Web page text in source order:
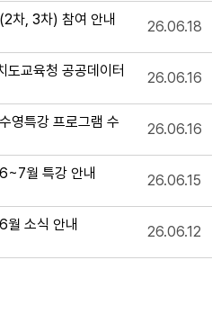
차, 3차) 참여 안내 26.06.18
교육청 공공데이터
26.06.16
영특강 프로그램 수
26.06.16
월 특강 안내 26.06.15
월 소식 안내 26.06.12